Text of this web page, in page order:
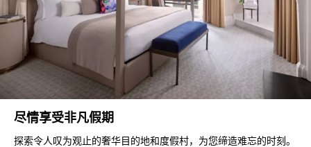
尽情享受非凡假期
探索令人叹为观止的奢华目的地和度假村，为您缔造难忘的时刻。